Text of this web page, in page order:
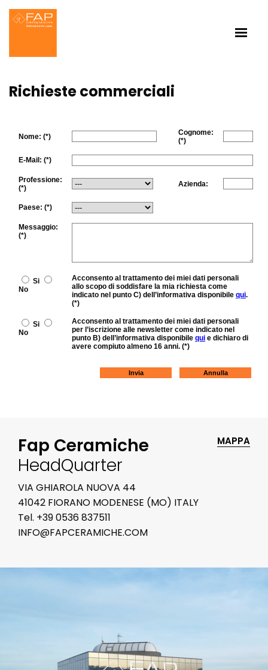
Richieste commerciali
Fap Ceramiche
HeadQuarter
MAPPA
VIA GHIAROLA NUOVA 44
41042 FIORANO MODENESE (MO) ITALY
Tel. +39 0536 837511
INFO@FAPCERAMICHE.COM